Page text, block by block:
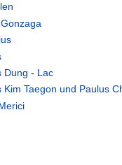
Dung - Lac
Kim Taegon und Paulus